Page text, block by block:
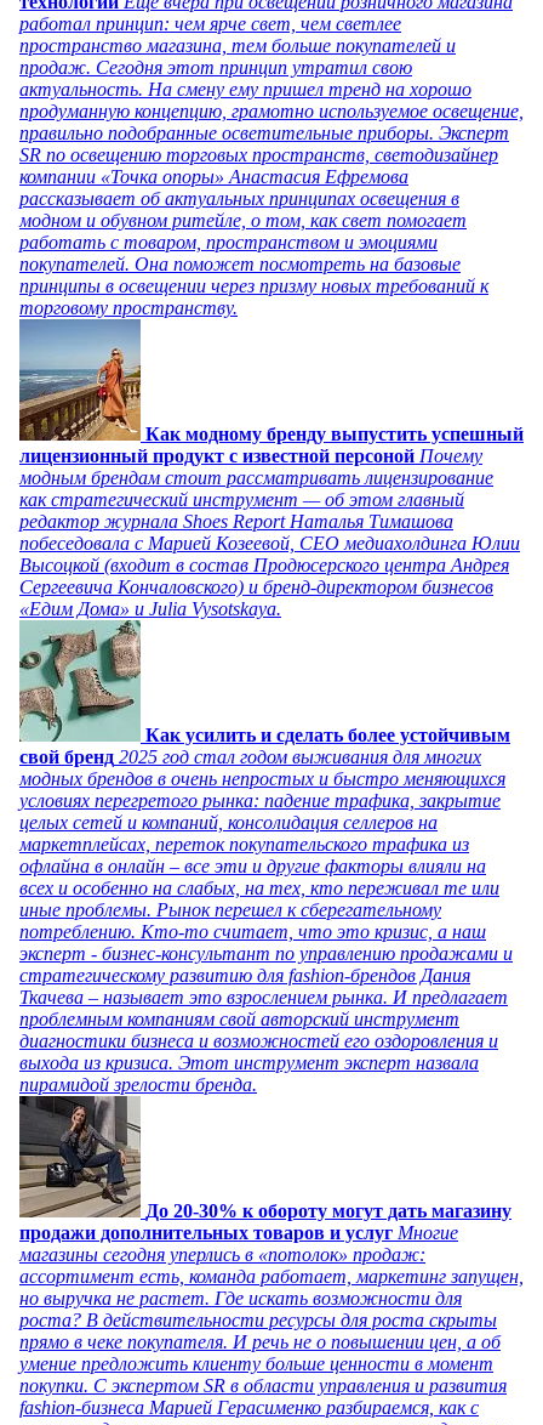
работал принцип: чем ярче свет, чем светлее
пространство магазина, тем больше покупателей и
продаж. Сегодня этот принцип утратил свою
актуальность. На смену ему пришел тренд на хорошо
продуманную концепцию, грамотно используемое освещение,
правильно подобранные осветительные приборы. Эксперт
SR по освещению торговых пространств, светодизайнер
компании «Точка опоры» Анастасия Ефремова
рассказывает об актуальных принципах освещения в
модном и обувном ритейле, о том, как свет помогает
работать с товаром, пространством и эмоциями
покупателей. Она поможет посмотреть на базовые
принципы в освещении через призму новых требований к
торговому пространству.
Как модному бренду выпустить успешный
лицензионный продукт с известной персоной Почему
модным брендам стоит рассматривать лицензирование
как стратегический инструмент — об этом главный
редактор журнала Shoes Report Наталья Тимашова
побеседовала с Марией Козеевой, СЕО медиахолдинга Юлии
Высоцкой (входит в состав Продюсерского центра Андрея
Сергеевича Кончаловского) и бренд-директором бизнесов
«Едим Дома» и Julia Vysotskaya.
Как усилить и сделать более устойчивым
свой бренд 2025 год стал годом выживания для многих
модных брендов в очень непростых и быстро меняющихся
условиях перегретого рынка: падение трафика, закрытие
целых сетей и компаний, консолидация селлеров на
маркетплейсах, переток покупательского трафика из
офлайна в онлайн – все эти и другие факторы влияли на
всех и особенно на слабых, на тех, кто переживал те или
иные проблемы. Рынок перешел к сберегательному
потреблению. Кто-то считает, что это кризис, а наш
эксперт - бизнес-консультант по управлению продажами и
стратегическому развитию для fashion-брендов Дания
Ткачева – называет это взрослением рынка. И предлагает
проблемным компаниям свой авторский инструмент
диагностики бизнеса и возможностей его оздоровления и
выхода из кризиса. Этот инструмент эксперт назвала
пирамидой зрелости бренда.
До 20-30% к обороту могут дать магазину
продажи дополнительных товаров и услуг Многие
магазины сегодня уперлись в «потолок» продаж:
ассортимент есть, команда работает, маркетинг запущен,
но выручка не растет. Где искать возможности для
роста? В действительности ресурсы для роста скрыты
прямо в чеке покупателя. И речь не о повышении цен, а об
умение предложить клиенту больше ценности в момент
покупки. С экспертом SR в области управления и развития
fashion-бизнеса Марией Герасименко разбираемся, как с